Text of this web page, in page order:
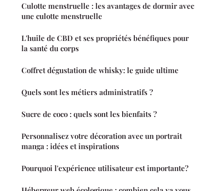
Culotte menstruelle : les avantages de dormir avec
une culotte menstruelle
L'huile de CBD et ses propriétés bénéfiques pour
la santé du corps
Coffret dégustation de whisky: le guide ultime
Quels sont les métiers administratifs ?
Sucre de coco : quels sont les bienfaits ?
Personnalisez votre décoration avec un portrait
manga : idées et inspirations
Pourquoi l'expérience utilisateur est importante?